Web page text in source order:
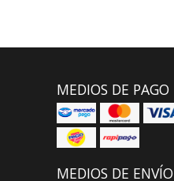
MEDIOS DE PAGO
MEDIOS DE ENVÍO